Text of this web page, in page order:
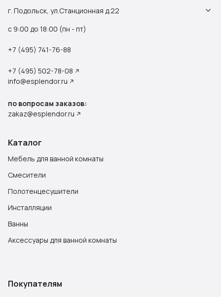
г. Подольск, ул.Станционная д.22
с 9:00 до 18:00 (пн - пт)
+7 (495) 741-76-88
+7 (495) 502-78-08
info@esplendor.ru
по вопросам заказов:
zakaz@esplendor.ru
Каталог
Мебель для ванной комнаты
Смесители
Полотенцесушители
Инсталляции
Ванны
Аксессуары для ванной комнаты
Покупателям